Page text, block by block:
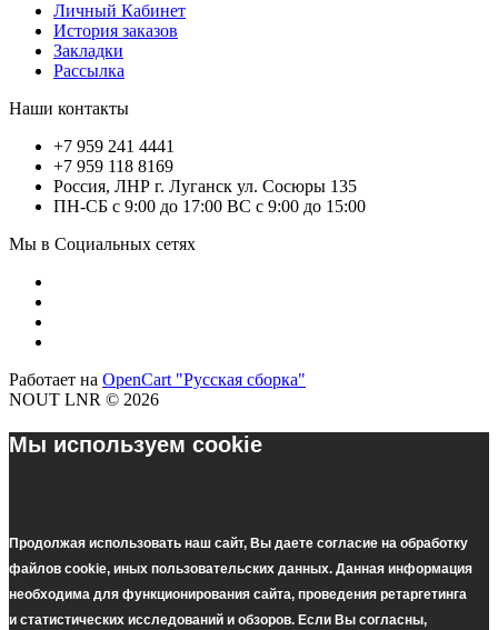
Личный Кабинет
История заказов
Закладки
Рассылка
Наши контакты
+7 959 241 4441
+7 959 118 8169
Россия, ЛНР г. Луганск ул. Сосюры 135
ПН-СБ с 9:00 до 17:00 ВС с 9:00 до 15:00
Мы в Социальных сетях
Работает на OpenCart "Русская сборка"
NOUT LNR © 2026
Мы используем cookie
Продолжая использовать наш cайт, Вы даете согласие на обработку
файлов cookie, иных пользовательских данных. Данная информация
необходима для функционирования сайта, проведения ретаргетинга
и статистических исследований и обзоров. Если Вы согласны,